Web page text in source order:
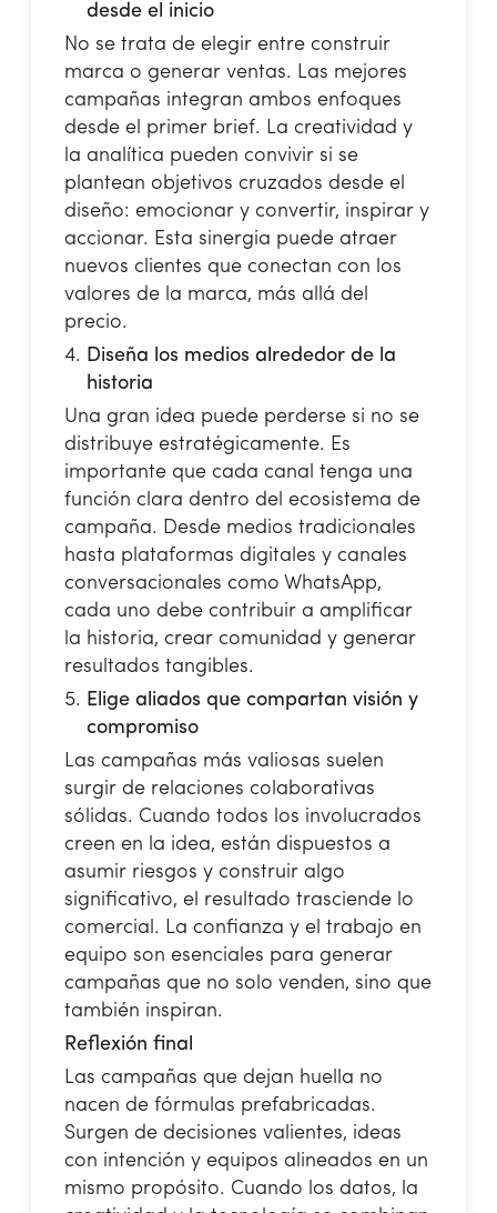
desde el inicio
No se trata de elegir entre construir
marca o generar ventas. Las mejores
campañas integran ambos enfoques
desde el primer brief. La creatividad y
la analítica pueden convivir si se
plantean objetivos cruzados desde el
diseño: emocionar y convertir, inspirar y
accionar. Esta sinergia puede atraer
nuevos clientes que conectan con los
valores de la marca, más allá del
precio.
Diseña los medios alrededor de la
historia
Una gran idea puede perderse si no se
distribuye estratégicamente. Es
importante que cada canal tenga una
función clara dentro del ecosistema de
campaña. Desde medios tradicionales
hasta plataformas digitales y canales
conversacionales como WhatsApp,
cada uno debe contribuir a amplificar
la historia, crear comunidad y generar
resultados tangibles.
Elige aliados que compartan visión y
compromiso
Las campañas más valiosas suelen
surgir de relaciones colaborativas
sólidas. Cuando todos los involucrados
creen en la idea, están dispuestos a
asumir riesgos y construir algo
significativo, el resultado trasciende lo
comercial. La confianza y el trabajo en
equipo son esenciales para generar
campañas que no solo venden, sino que
también inspiran.
Reflexión final
Las campañas que dejan huella no
nacen de fórmulas prefabricadas.
Surgen de decisiones valientes, ideas
con intención y equipos alineados en un
mismo propósito. Cuando los datos, la